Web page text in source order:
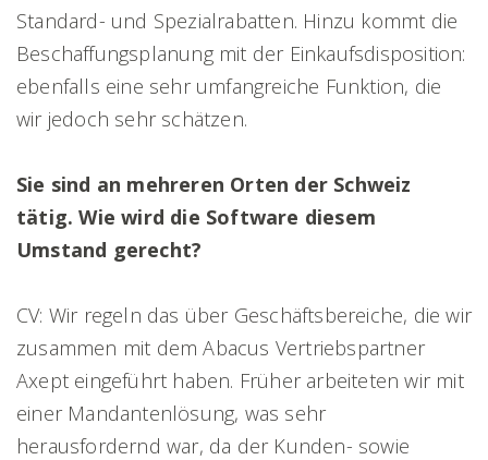
Standard- und Spezialrabatten. Hinzu kommt die
Beschaffungsplanung mit der Einkaufsdisposition:
ebenfalls eine sehr umfangreiche Funktion, die
wir jedoch sehr schätzen.
Sie sind an mehreren Orten der Schweiz
tätig. Wie wird die Software diesem
Umstand gerecht?
CV: Wir regeln das über Geschäftsbereiche, die wir
zusammen mit dem Abacus Vertriebspartner
Axept eingeführt haben. Früher arbeiteten wir mit
einer Mandantenlösung, was sehr
herausfordernd war, da der Kunden- sowie